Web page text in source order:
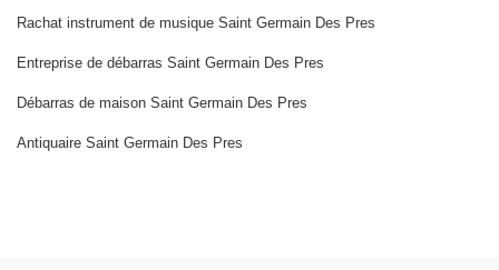
Rachat instrument de musique Saint Germain Des Pres
Entreprise de débarras Saint Germain Des Pres
Débarras de maison Saint Germain Des Pres
Antiquaire Saint Germain Des Pres